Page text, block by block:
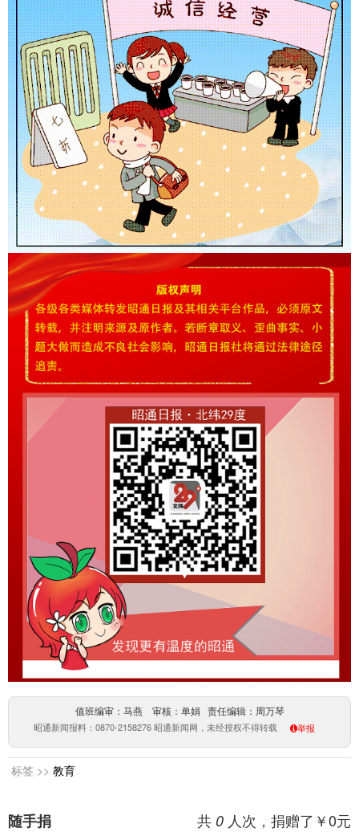
值班编审：马燕 审核：单娟 责任编辑：周万琴
昭通新闻报料：0870-2158276 昭通新闻网，未经授权不得转载 举报
标签 >> 教育
共 0 人次，捐赠了￥0元
随手捐